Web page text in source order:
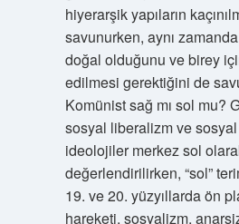
hiyerarşik yapıların
savunurken, aynı
doğal olduğunu ve birey
edilmesi gerektiğini de
Komünist sağ mı sol mu?
sosyal liberalizm ve
ideolojiler merkez sol
değerlendirilirken, “sol”
19. ve 20. yüzyıllarda ön
hareketi, sosyalizm,